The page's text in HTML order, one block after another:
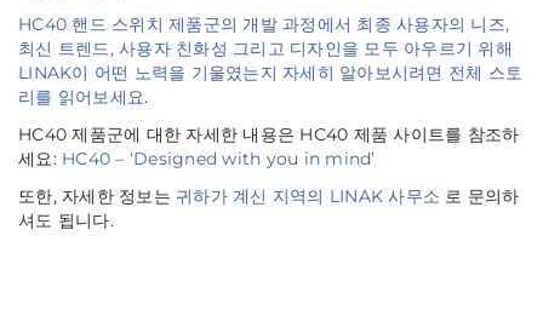
HC40 핸드 스위치 제품군의 개발 과정에서 최종 사용자의 니즈,
최신 트렌드, 사용자 친화성 그리고 디자인을 모두 아우르기 위해
LINAK이 어떤 노력을 기울였는지 자세히 알아보시려면 전체 스토
리를 읽어보세요.
HC40 제품군에 대한 자세한 내용은 HC40 제품 사이트를 참조하
세요: HC40 – ‘Designed with you in mind’
또한, 자세한 정보는 귀하가 계신 지역의 LINAK 사무소 로 문의하
셔도 됩니다.